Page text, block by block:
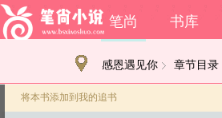
笔尚 书库
感恩遇见你 章节目录
将本书添加到我的追书